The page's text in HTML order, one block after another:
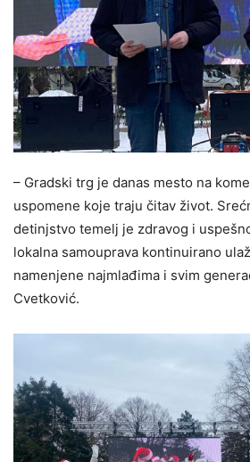
– Gradski trg je danas mesto na
uspomene koje traju čitav život.
detinjstvo temelj je zdravog i
lokalna samouprava kontinuirano
namenjene najmlađima i svim
Cvetković.